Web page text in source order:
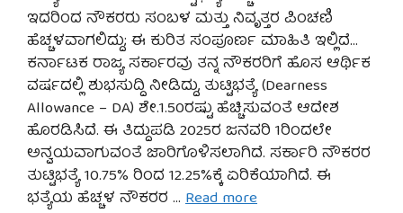
ಇದರಿಂದ ನೌಕರರು ಸಂಬಳ ಮತ್ತು ನಿವೃತ್ತರ ಪಿಂಚಣಿ
ಹೆಚ್ಚಳವಾಗಲಿದ್ದು; ಈ ಕುರಿತ ಸಂಪೂರ್ಣ ಮಾಹಿತಿ ಇಲ್ಲಿದೆ…
ಕರ್ನಾಟಕ ರಾಜ್ಯ ಸರ್ಕಾರವು ತನ್ನ ನೌಕರರಿಗೆ ಹೊಸ ಆರ್ಥಿಕ
ವರ್ಷದಲ್ಲಿ ಶುಭಸುದ್ದಿ ನೀಡಿದ್ದು, ತುಟ್ಟಿಭತ್ಯೆ (Dearness
Allowance – DA) ಶೇ.1.50ರಷ್ಟು ಹೆಚ್ಚಿಸುವಂತೆ ಆದೇಶ
ಹೊರಡಿಸಿದೆ. ಈ ತಿದ್ದುಪಡಿ 2025ರ ಜನವರಿ 1ರಿಂದಲೇ
ಅನ್ವಯವಾಗುವಂತೆ ಜಾರಿಗೊಳಿಸಲಾಗಿದೆ. ಸರ್ಕಾರಿ ನೌಕರರ
ತುಟ್ಟಿಭತ್ಯೆ 10.75% ರಿಂದ 12.25%ಕ್ಕೆ ಏರಿಕೆಯಾಗಿದೆ. ಈ
ಭತ್ಯೆಯ ಹೆಚ್ಚಳ ನೌಕರರ … Read more